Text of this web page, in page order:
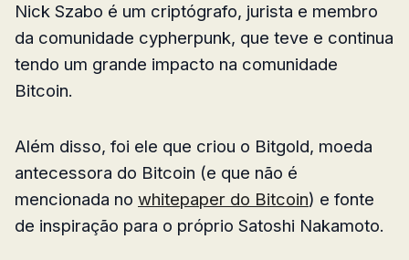
Nick Szabo é um criptógrafo, jurista e membro
da comunidade cypherpunk, que teve e continua
tendo um grande impacto na comunidade
Bitcoin.
Além disso, foi ele que criou o Bitgold, moeda
antecessora do Bitcoin (e que não é
mencionada no whitepaper do Bitcoin) e fonte
de inspiração para o próprio Satoshi Nakamoto.